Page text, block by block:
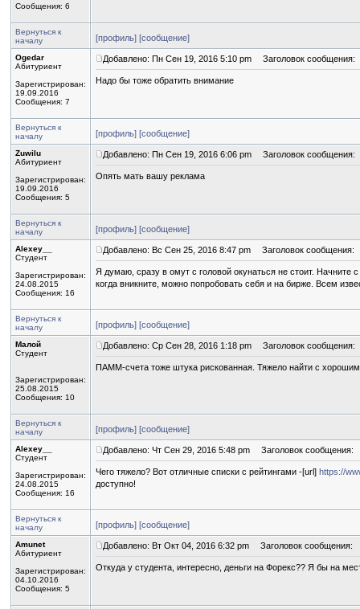
Сообщения: 6
Вернуться к
началу
[профиль] [сообщение]
Ogedar
Абитуриент
Зарегистрирован:
19.09.2016
Сообщения: 7
Добавлено: Пн Сен 19, 2016 5:10 pm Заголовок сообщения:
Надо бы тоже обратить внимание
Вернуться к
началу
[профиль] [сообщение]
Zuwilu
Абитуриент
Зарегистрирован:
19.09.2016
Сообщения: 5
Добавлено: Пн Сен 19, 2016 6:06 pm Заголовок сообщения:
Опять мать вашу реклама
Вернуться к
началу
[профиль] [сообщение]
Alexey__
Студент
Зарегистрирован:
24.08.2015
Сообщения: 16
Добавлено: Вс Сен 25, 2016 8:47 pm Заголовок сообщения:
Я думаю, сразу в омут с головой окунаться не стоит.
когда вникните, можно попробовать себя и на бирже. Всем
Вернуться к
началу
[профиль] [сообщение]
Малой
Студент
Зарегистрирован:
25.08.2015
Сообщения: 10
Добавлено: Ср Сен 28, 2016 1:18 pm Заголовок сообщения:
ПАММ-счета тоже штука рискованная. Тяжело найти с
Вернуться к
началу
[профиль] [сообщение]
Alexey__
Студент
Зарегистрирован:
24.08.2015
Сообщения: 16
Добавлено: Чт Сен 29, 2016 5:48 pm Заголовок сообщения:
Чего тяжело? Вот отличные списки с рейтингами -[url] https://
доступно!
Вернуться к
началу
[профиль] [сообщение]
Amunet
Абитуриент
Зарегистрирован:
04.10.2016
Сообщения: 5
Добавлено: Вт Окт 04, 2016 6:32 pm Заголовок сообщения:
Откуда у студента, интересно, деньги на Форекс?? Я бы на